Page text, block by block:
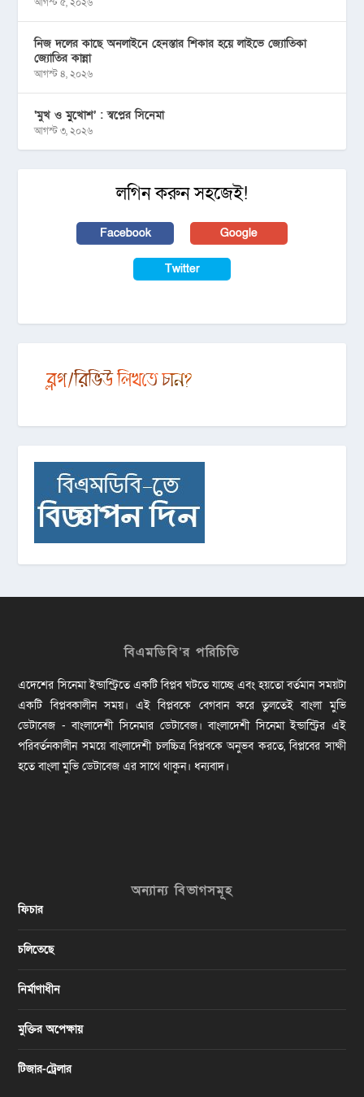
নিজ দলের কাছে অনলাইনে হেনস্তার শিকার হয়ে লাইভে জ্যোতিকা
জ্যোতির কান্না
আগস্ট ৪, ২০২৬
‘মুখ ও মু্খোশ’ : স্বপ্নের সিনেমা
আগস্ট ৩, ২০২৬
লগিন করুন সহজেই!
Facebook Google
Twitter
বিএমডিবি’র পরিচিতি
এদেশের সিনেমা ইন্ডাস্ট্রিতে একটি বিপ্লব ঘটতে যাচ্ছে এবং হয়তো বর্তমান সময়টা
একটি বিপ্লবকালীন সময়। এই বিপ্লবকে বেগবান করে তুলতেই বাংলা মুভি
ডেটাবেজ - বাংলাদেশী সিনেমার ডেটাবেজ। বাংলাদেশী সিনেমা ইন্ডাস্ট্রির এই
পরিবর্তনকালীন সময়ে বাংলাদেশী চলচ্চিত্র বিপ্লবকে অনুভব করতে, বিপ্লবের সাক্ষী
হতে বাংলা মুভি ডেটাবেজ এর সাথে থাকুন। ধন্যবাদ।
অন্যান্য বিভাগসমূহ
ফিচার
চলিতেছে
নির্মাণাধীন
মুক্তির অপেক্ষায়
টিজার-ট্রেলার